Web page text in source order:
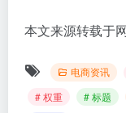
本文来源转载于
电商资讯
# 权重
# 标题